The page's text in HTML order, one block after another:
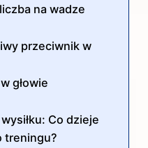
na wadze
przeciwnik w
głowie
Co dzieje
treningu?